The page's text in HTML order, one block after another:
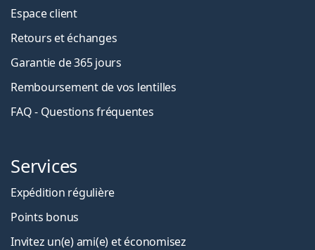
Espace client
Retours et échanges
Garantie de 365 jours
Remboursement de vos lentilles
FAQ - Questions fréquentes
Services
Expédition régulière
Points bonus
Invitez un(e) ami(e) et économisez